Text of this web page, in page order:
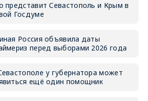
представит Севастополь и Крым в
Госдуме
Россия объявила даты
перед выборами 2026 года
у губернатора может
ещё один помощник